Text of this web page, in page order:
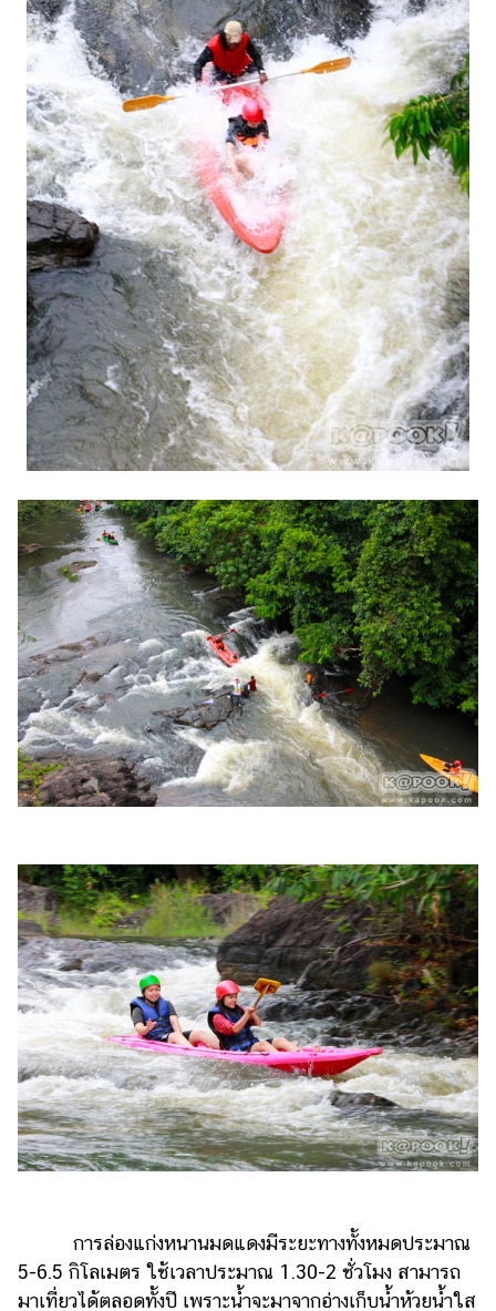
การล่องแก่งหนานมดแดงมีระยะทางทั้งหมดประมาณ
5-6.5 กิโลเมตร ใช้เวลาประมาณ 1.30-2 ชั่วโมง สามารถ
มาเที่ยวได้ตลอดทั้งปี เพราะน้ำจะมาจากอ่างเก็บน้ำห้วยน้ำใส